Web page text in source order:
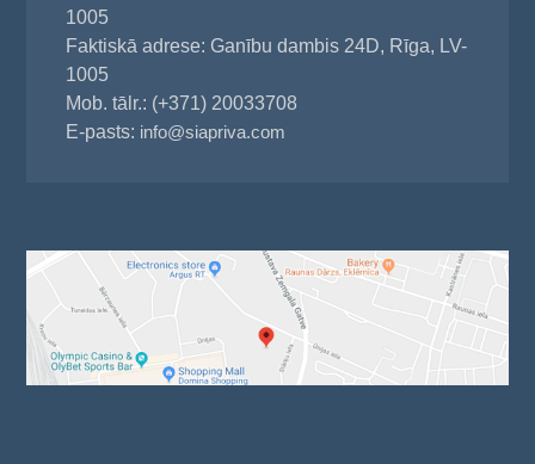
1005
Faktiskā adrese: Ganību dambis 24D, Rīga, LV-
1005
Mob. tālr.: (+371) 20033708
E-pasts: info@siapriva.com